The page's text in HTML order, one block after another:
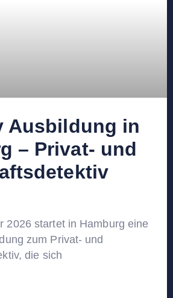
Ausbildung in
– Privat- und
2026 startet in Hamburg eine
zum Privat- und
die sich